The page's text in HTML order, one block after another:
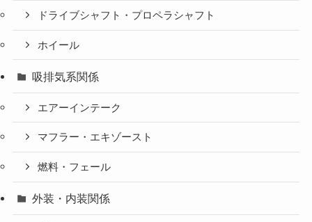
ドライブシャフト・プロペラシャフト
ホイール
吸排気系関係
エアーインテーク
マフラー・エキゾースト
燃料・フェール
外装・内装関係